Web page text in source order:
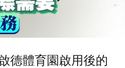
德體育園啟用後的